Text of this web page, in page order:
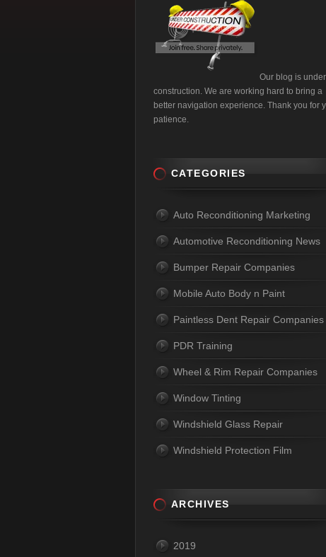
Our blog is under
construction. We are working hard to bring a
better navigation experience. Thank you for
patience.
CATEGORIES
Auto Reconditioning Marketing
Automotive Reconditioning News
Bumper Repair Companies
Mobile Auto Body n Paint
Paintless Dent Repair Companies
PDR Training
Wheel & Rim Repair Companies
Window Tinting
Windshield Glass Repair
Windshield Protection Film
ARCHIVES
2019